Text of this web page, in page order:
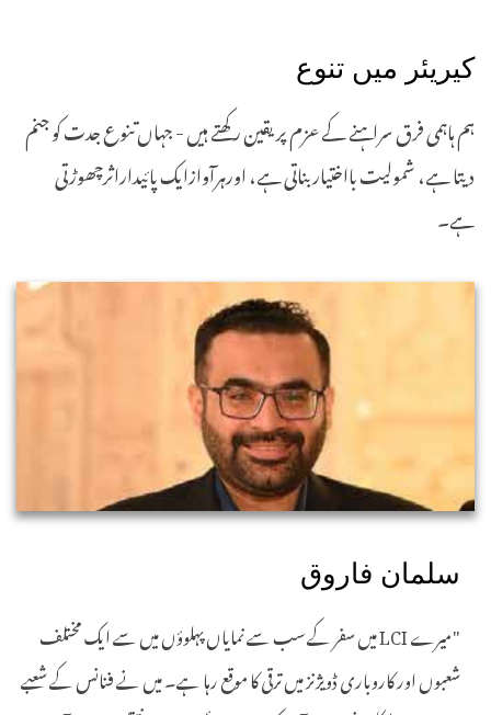
کیریئر میں تنوع
ہم ہاہمی فرق سراہنے کے عزم پر یقین رکھتے ہیں - جہاں تنوع جدت کو جنم
دیتا ہے، شمولیت بااختیار بناتی ہے، اورہرآوازایک پائیداراثرچھوڑتی
ہے۔
سلمان فاروق
"میرے LCI میں سفر کے سب سے نمایاں پہلوؤں میں سے ایک مختلف
شعبوں اور کاروباری ڈویژنز میں ترقی کا موقع رہا ہے۔ میں نے فنانس کے شعبے